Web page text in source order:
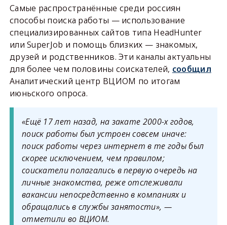
Самые распространённые среди россиян
способы поиска работы — использование
специализированных сайтов типа HeadHunter
или SuperJob и помощь близких — знакомых,
друзей и родственников. Эти каналы актуальны
для более чем половины соискателей, сообщил
Аналитический центр ВЦИОМ по итогам
июньского опроса.
«Ещё 17 лет назад, на закате 2000-х годов,
поиск работы был устроен совсем иначе:
поиск работы через интернет в те годы был
скорее исключением, чем правилом;
соискатели полагались в первую очередь на
личные знакомства, реже отслеживали
вакансии непосредственно в компаниях и
обращались в службы занятости», —
отметили во ВЦИОМ.